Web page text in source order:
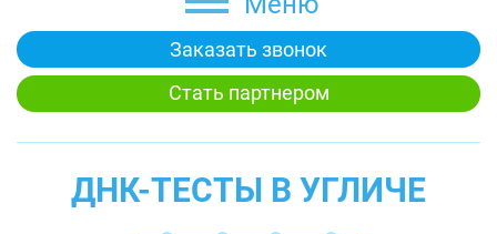
Заказать звонок
Стать партнером
ДНК-ТЕСТЫ В УГЛИЧЕ